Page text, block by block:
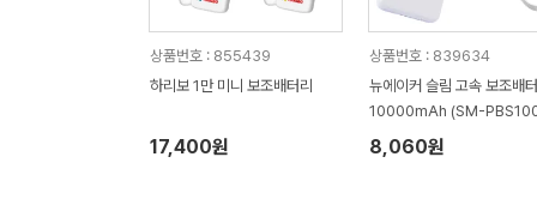
상품번호 : 855439
하리보 1만 미니 보조배터리
17,400원
상품번호 : 839634
뉴에이커 슬림 고속 보조배
10000mAh (SM-
8,060원